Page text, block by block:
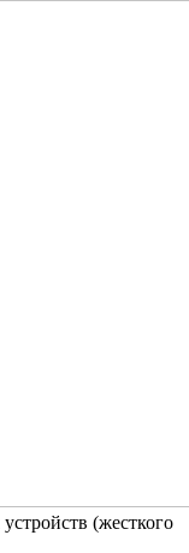
(жесткого